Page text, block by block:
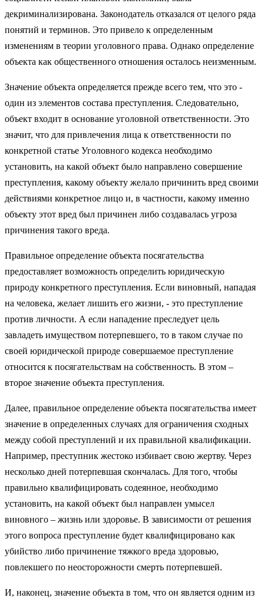
декриминализирована. Законодатель отказался от целого ряда
понятий и терминов. Это привело к определенным
изменениям в теории уголовного права. Однако определение
объекта как общественного отношения осталось неизменным.
Значение объекта определяется прежде всего тем, что это -
один из элементов состава преступления. Следовательно,
объект входит в основание уголовной ответственности. Это
значит, что для привлечения лица к ответственности по
конкретной статье Уголовного кодекса необходимо
установить, на какой объект было направлено совершение
преступления, какому объекту желало причинить вред своими
действиями конкретное лицо и, в частности, какому именно
объекту этот вред был причинен либо создавалась угроза
причинения такого вреда.
Правильное определение объекта посягательства
предоставляет возможность определить юридическую
природу конкретного преступления. Если виновный, нападая
на человека, желает лишить его жизни, - это преступление
против личности. А если нападение преследует цель
завладеть имуществом потерпевшего, то в таком случае по
своей юридической природе совершаемое преступление
относится к посягательствам на собственность. В этом –
второе значение объекта преступления.
Далее, правильное определение объекта посягательства имеет
значение в определенных случаях для ограничения сходных
между собой преступлений и их правильной квалификации.
Например, преступник жестоко избивает свою жертву. Через
несколько дней потерпевшая скончалась. Для того, чтобы
правильно квалифицировать содеянное, необходимо
установить, на какой объект был направлен умысел
виновного – жизнь или здоровье. В зависимости от решения
этого вопроса преступление будет квалифицировано как
убийство либо причинение тяжкого вреда здоровью,
повлекшего по неосторожности смерть потерпевшей.
И, наконец, значение объекта в том, что он является одним из